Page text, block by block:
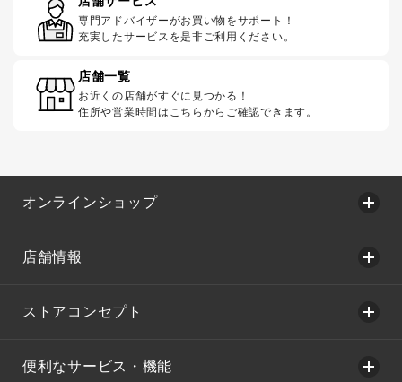
専門アドバイザーがお買い物をサポート！
充実したサービスを是非ご利用ください。
店舗一覧
お近くの店舗がすぐに見つかる！
住所や営業時間はこちらからご確認できます。
オンラインショップ
店舗情報
ストアコンセプト
便利なサービス・機能